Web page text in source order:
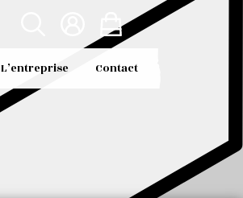
L’entreprise Contact